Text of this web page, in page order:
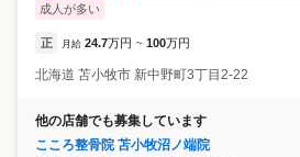
成人が多い
正 月給 24.7万円 ~ 100万円
北海道 苫小牧市 新中野町3丁目2-22
他の店舗でも募集しています
こころ整骨院 苫小牧沼ノ端院